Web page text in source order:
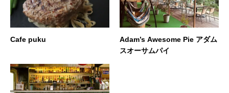
Cafe puku
Adam’s Awesome Pie アダム
スオーサムパイ